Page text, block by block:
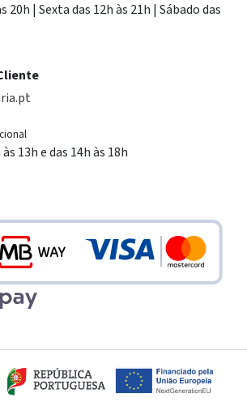
20h | Sexta das 12h às 21h | Sábado das
13h e das 14h às 18h